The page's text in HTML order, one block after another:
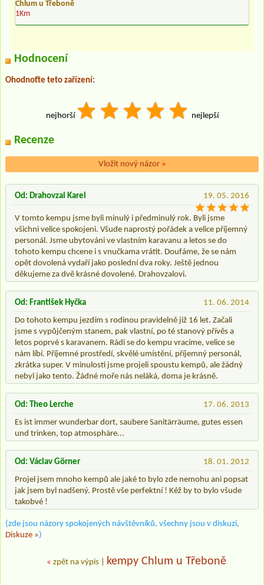
Chlum u Třeboně
1Km
Hodnocení
Ohodnoťte teto zařízení:
nejhorší nejlepší
Recenze
Vložit nový názor »
19. 05. 2016
Od: Drahovzal Karel
V tomto kempu jsme byli minulý i předminulý rok. Byli jsme
všichni velice spokojeni. Všude naprostý pořádek a velice příjemný
personál. Jsme ubytováni ve vlastním karavanu a letos se do
tohoto kempu chcene i s vnučkama vrátit. Doufáme, že se nám
opět dovolená vydaří jako poslední dva roky. Ještě jednou
děkujeme za dvě krásné dovolené. Drahovzalovi.
11. 06. 2014
Od: František Hyčka
Do tohoto kempu jezdím s rodinou pravidelně již 16 let. Začali
jsme s vypůjčeným stanem, pak vlastní, po té stanový přívěs a
letos poprvé s karavanem. Rádi se do kempu vracíme, velice se
nám líbí. Příjemné prostředí, skvělé umístění, příjemný personál,
zkrátka super. V minulosti jsme projeli spoustu kempů, ale žádný
nebyl jako tento. Žádné moře nás neláká, doma je krásně.
17. 06. 2013
Od: Theo Lerche
Es ist immer wunderbar dort, saubere Sanitärräume, gutes essen
und trinken, top atmosphäre...
18. 01. 2012
Od: Václav Görner
Projel jsem mnoho kempů ale jaké to bylo zde nemohu ani popsat
jak jsem byl nadšený. Prostě vše perfektní ! Kéž by to bylo všude
takobvé !
(zde jsou názory spokojených návštěvníků, všechny jsou v diskuzi,
Diskuze »)
« zpět na výpis kempy Chlum u Třeboně